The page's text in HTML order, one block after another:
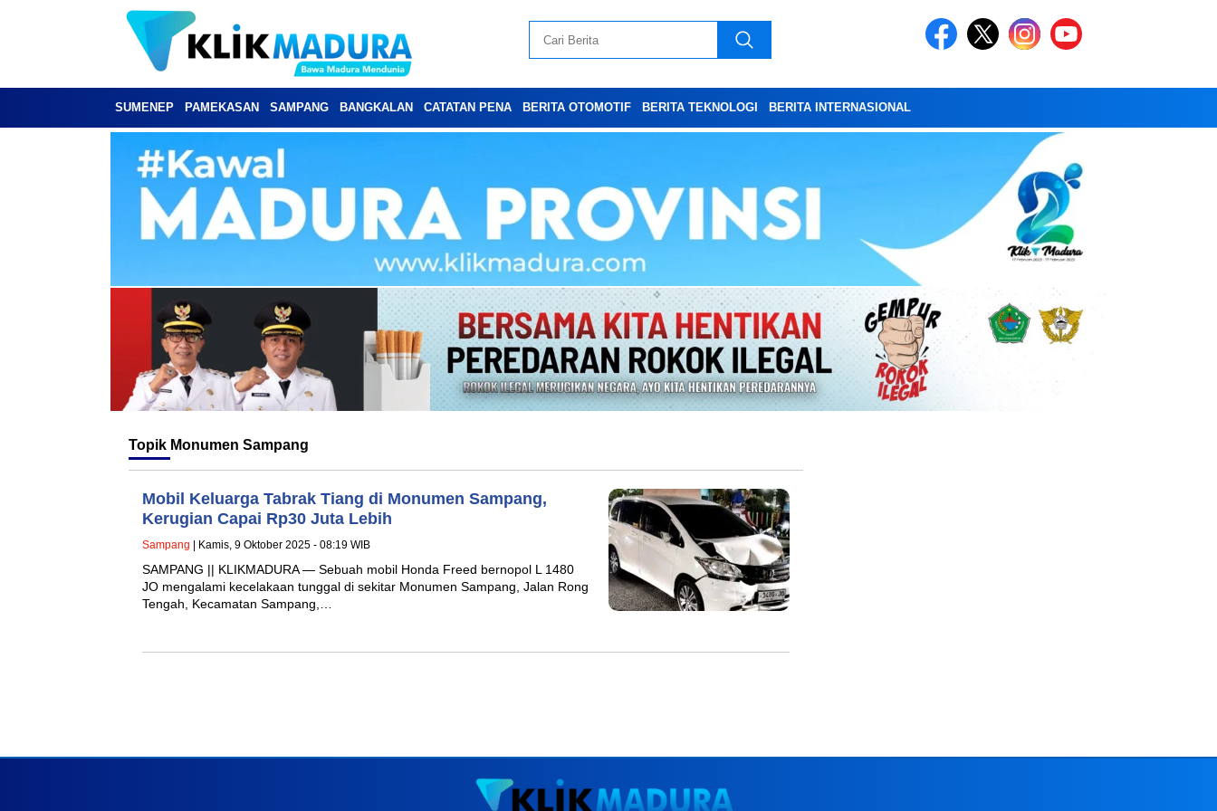
SUMENEP PAMEKASAN SAMPANG BANGKALAN CATATAN PENA BERITA OTOMOTIF BERITA TEKNOLOGI BERITA INTERNASIONAL
Topik Monumen Sampang
Mobil Keluarga Tabrak Tiang di Monumen Sampang,
Kerugian Capai Rp30 Juta Lebih
Sampang | Kamis, 9 Oktober 2025 - 08:19 WIB
SAMPANG || KLIKMADURA — Sebuah mobil Honda Freed bernopol L 1480
JO mengalami kecelakaan tunggal di sekitar Monumen Sampang, Jalan Rong
Tengah, Kecamatan Sampang,…